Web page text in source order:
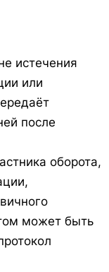
истечения
или
после
оборота,
может быть